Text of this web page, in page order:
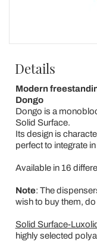
Details
Modern
Dongo
Dongo is a
Solid Surface.
Its design is
perfect to integrate
Available in 16
Note: The
wish to buy them,
Solid Surface-
highly selected